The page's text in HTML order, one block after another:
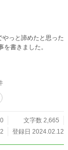
っと諦めたと思った
書きました。
文字数 2,665
登録日 2024.02.12